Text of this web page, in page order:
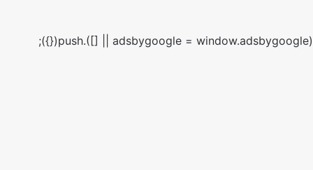
(adsbygoogle = window.adsbygoogle || []).push({});